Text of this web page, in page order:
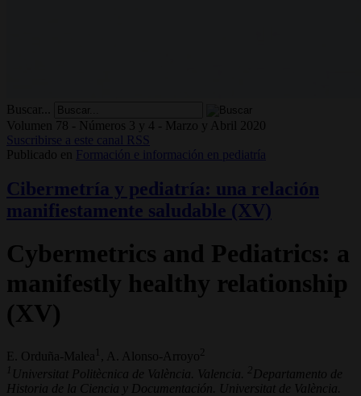
Buscar...
Volumen 78 - Números 3 y 4 - Marzo y Abril 2020
Suscribirse a este canal RSS
Publicado en
Formación e información en pediatría
Cibermetría y pediatría: una relación
manifiestamente saludable (XV)
Cybermetrics and Pediatrics: a
manifestly healthy relationship
(XV)
E. Orduña-Malea 1 , A. Alonso-Arroyo
1 Universitat Politècnica de València. Valencia. 2 Departamento de
Historia de la Ciencia y Documentación. Universitat de València.